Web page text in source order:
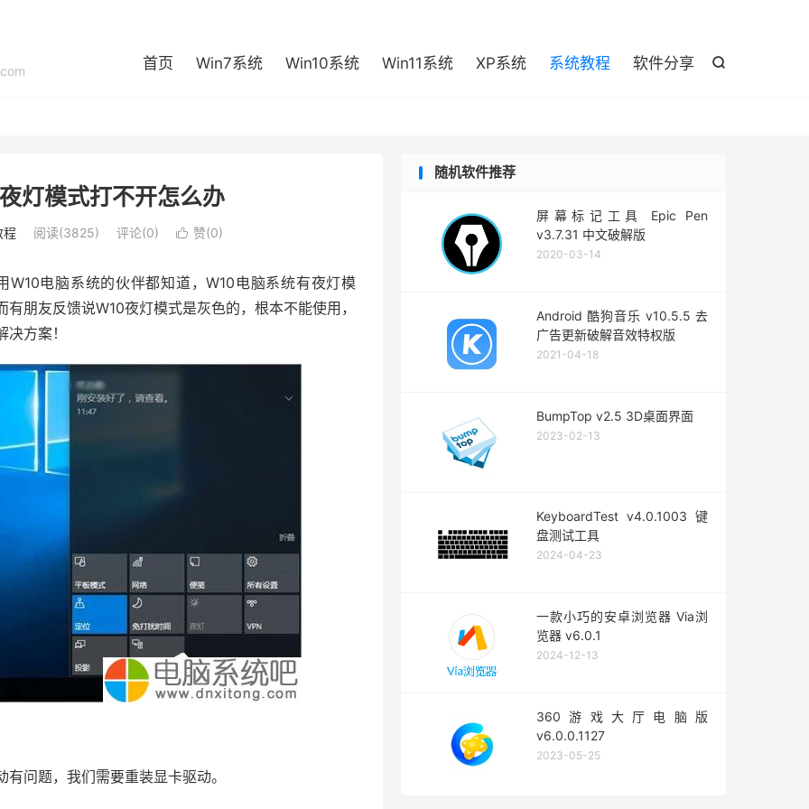

首页 Win7系统 Win10系统 Win11系统 XP系统 系统教程 软件分享
灯模式打不开怎么办
程 阅读(3825) 评论(0)  赞(0)
W10电脑系统的伙伴都知道，W10电脑系统有夜灯模
朋友反馈说W10夜灯模式是灰色的，根本不能使用，
方案！
问题，我们需要重装显卡驱动。
随机软件推荐
屏幕标记工具 Epic Pen
v3.7.31 中文破解版
2020-03-14
Android 酷狗音乐 v10.5.5 去
广告更新破解音效特权版
2021-04-18
BumpTop v2.5 3D桌面界面
2023-02-13
KeyboardTest v4.0.1003 键
盘测试工具
2024-04-23
一款小巧的安卓浏览器 Via浏
览器 v6.0.1
2024-12-13
360游戏大厅电脑版
v6.0.0.1127
2023-05-25